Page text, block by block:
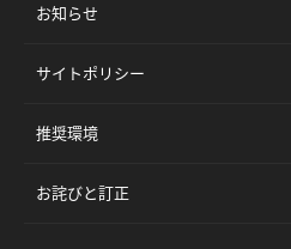
お知らせ
サイトポリシー
推奨環境
お詫びと訂正